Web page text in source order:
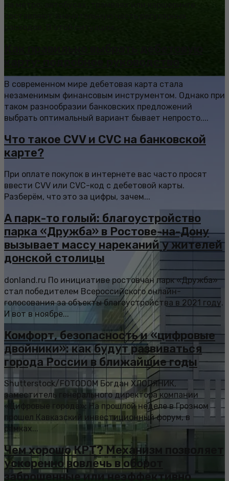
В современном мире дебетовая карта стала
незаменимым финансовым инструментом. Однако при
таком разнообразии банковских предложений
выбрать оптимальный вариант бывает непросто....
Что такое CVV и CVC на банковской
карте?
При оплате покупок в интернете вас часто просят
ввести CVV или CVC-код с дебетовой карты.
Разберём, что это за цифры, зачем...
А парк-то голый: благоустройство
парка «Дружба» в Ростове-на-Дону
вызывает массу нареканий у жителей
донской столицы
donland.ru По инициативе ростовчан парк «Дружба»
стал победителем Всероссийского онлайн-
голосования за объекты благоустройства в 2021 году.
И вот в ноябре...
Комфорт, безопасность и «цифровые
двойники»: как будут развиваться
города России в ближайшие годы
Shutterstock/FOTODOM Богдан ХЛОПЯНИК,
заместитель генерального директора компании
«Цифровые города»: На прошлой неделе в Грозном
прошел Кавказский инвестиционный форум, в
рамках...
Чем хорошо КРТ? Механизм позволяет
ускоренно вовлечь в оборот
заброшенные или неэффективно